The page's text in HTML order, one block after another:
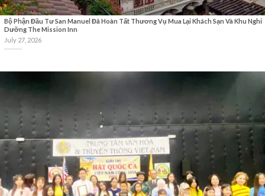
Bộ Phận Đầu Tư San Manuel Đã Hoàn Tất Thương Vụ Mua Lại Khách Sạn Và Khu Nghỉ
Dưỡng The Mission Inn
July 27, 2026